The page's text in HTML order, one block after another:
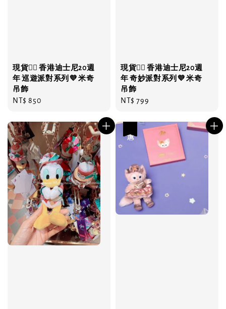
現貨❤️‍🔥 香港迪士尼20週
年 巡遊派對系列💜 米奇
吊飾
Regular
NT$ 850
現貨❤️‍🔥 香港迪士尼20週
年 奇妙派對系列💜 米奇
吊飾
Regular
NT$ 799